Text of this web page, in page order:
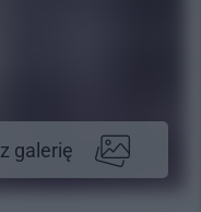
galerię